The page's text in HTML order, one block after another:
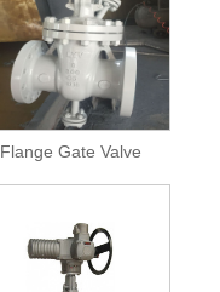
Flange Gate Valve